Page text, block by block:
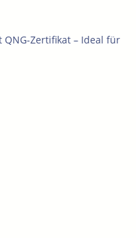
Zertifikat – Ideal für